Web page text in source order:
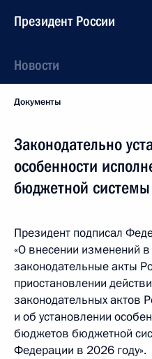
Президент России
Новости
Документы
Законодательно
особенности
бюджетной
Президент подписал
«О внесении изменений
законодательные акты
приостановлении
законодательных актов
и об установлении
бюджетов бюджетной
Федерации в 2026 году».